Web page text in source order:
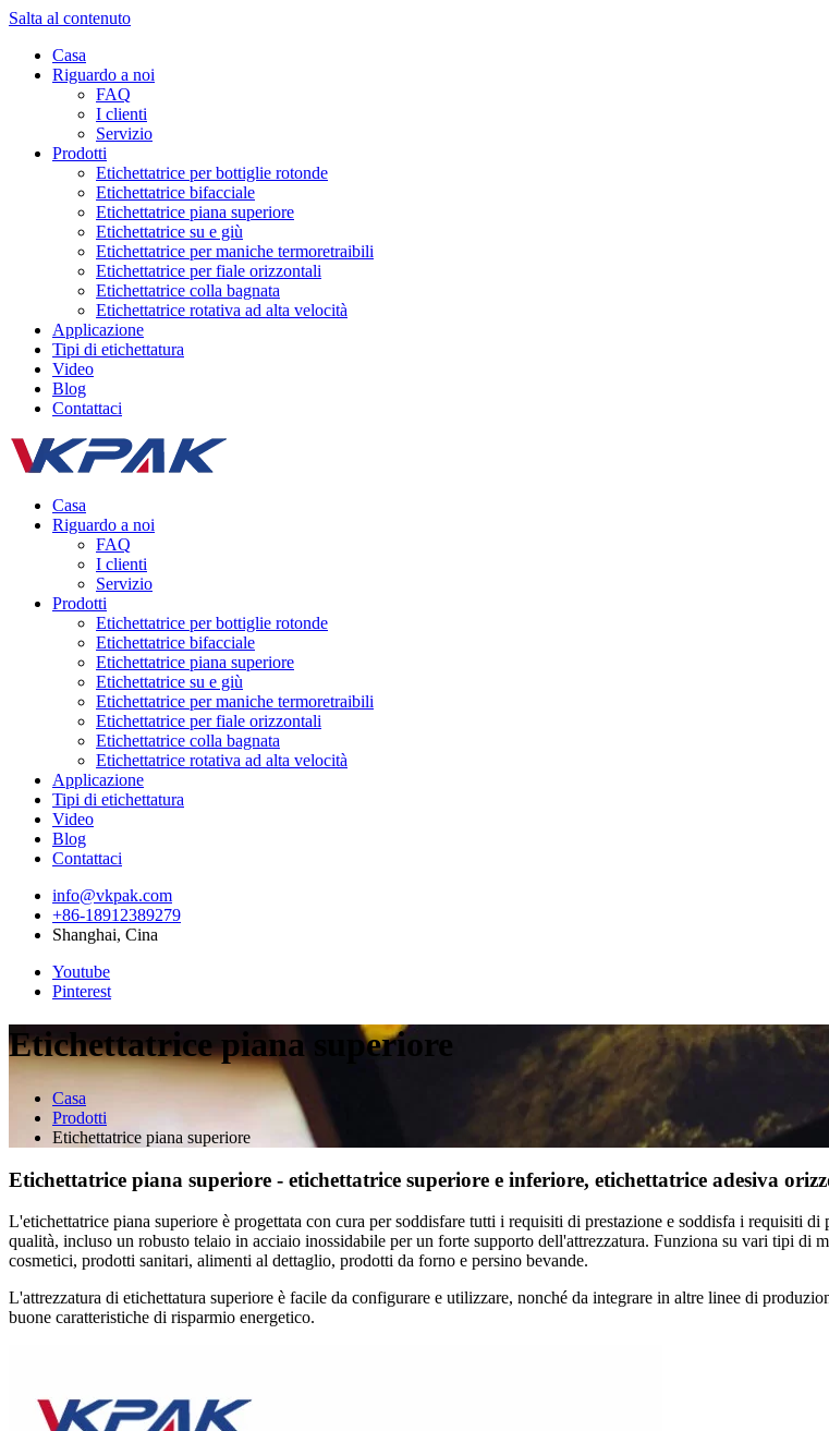
Salta al contenuto
Casa
Riguardo a noi
FAQ
I clienti
Servizio
Prodotti
Etichettatrice per bottiglie rotonde
Etichettatrice bifacciale
Etichettatrice piana superiore
Etichettatrice su e giù
Etichettatrice per maniche termoretraibili
Etichettatrice per fiale orizzontali
Etichettatrice colla bagnata
Etichettatrice rotativa ad alta velocità
Applicazione
Tipi di etichettatura
Video
Blog
Contattaci
Casa
Riguardo a noi
FAQ
I clienti
Servizio
Prodotti
Etichettatrice per bottiglie rotonde
Etichettatrice bifacciale
Etichettatrice piana superiore
Etichettatrice su e giù
Etichettatrice per maniche termoretraibili
Etichettatrice per fiale orizzontali
Etichettatrice colla bagnata
Etichettatrice rotativa ad alta velocità
Applicazione
Tipi di etichettatura
Video
Blog
Contattaci
info@vkpak.com
+86-18912389279
Shanghai, Cina
Youtube
Pinterest
Etichettatrice piana superiore
Casa
Prodotti
Etichettatrice piana superiore
Etichettatrice piana superiore - etichettatrice superiore e inferiore, etichettatrice adesiva
L'etichettatrice piana superiore è progettata con cura per soddisfare tutti i requisiti di prestazione e soddisfa i requisiti
qualità, incluso un robusto telaio in acciaio inossidabile per un forte supporto dell'attrezzatura. Funziona su vari tipi di
cosmetici, prodotti sanitari, alimenti al dettaglio, prodotti da forno e persino bevande.
L'attrezzatura di etichettatura superiore è facile da configurare e utilizzare, nonché da integrare in altre linee di
buone caratteristiche di risparmio energetico.